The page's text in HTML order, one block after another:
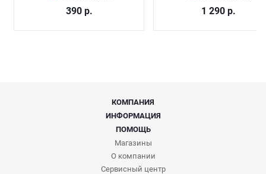
390р. 1 290 р.
КОМПАНИЯ
ИНФОРМАЦИЯ
ПОМОЩЬ
Магазины
О компании
Сервисный центр